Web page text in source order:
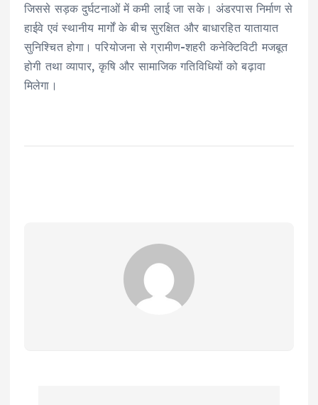
जिससे सड़क दुर्घटनाओं में कमी लाई जा सके। अंडरपास निर्माण से
हाईवे एवं स्थानीय मार्गों के बीच सुरक्षित और बाधारहित यातायात
सुनिश्चित होगा। परियोजना से ग्रामीण-शहरी कनेक्टिविटी मजबूत
होगी तथा व्यापार, कृषि और सामाजिक गतिविधियों को बढ़ावा
मिलेगा।